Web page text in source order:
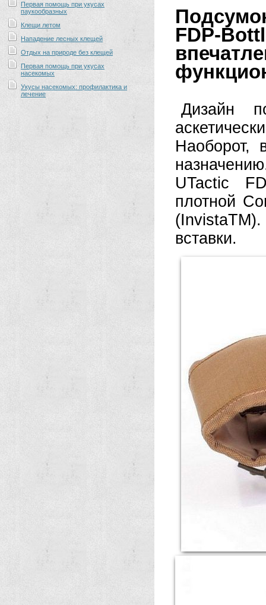
Первая помощь при укусах
паукообразных
Клещи летом
Нападение лесных клещей
Отдых на природе без клещей
Первая помощь при укусах
насекомых
Укусы насекомых: профилактика и
лечение
FDP-
Дизайн
Наоборот,
UTactic
плотной
(InvistaTM).
вставки.